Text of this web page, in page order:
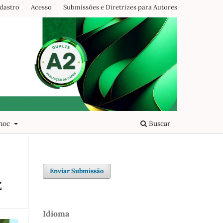
Buscar
Acesso Submissões e Diretrizes para Autores
Enviar Submissão
Idioma